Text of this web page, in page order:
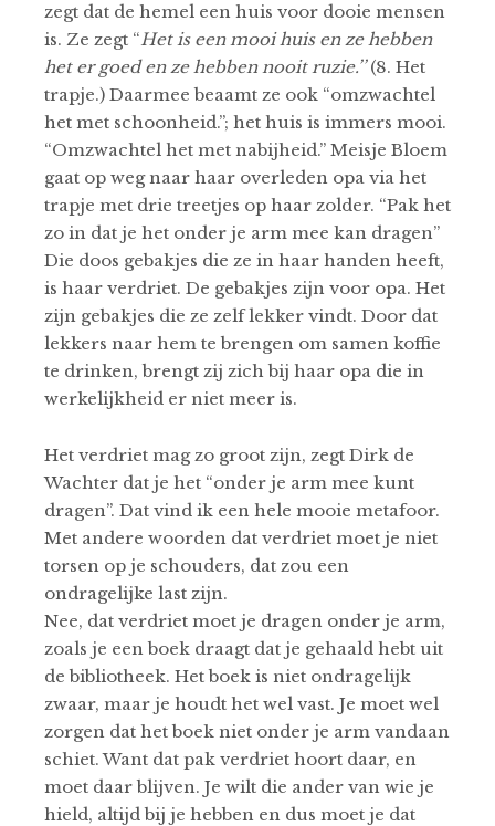
zegt dat de hemel een huis voor dooie mensen
is. Ze zegt “Het is een mooi huis en ze hebben
het er goed en ze hebben nooit ruzie.’’(8. Het
trapje.) Daarmee beaamt ze ook “omzwachtel
het met schoonheid.”; het huis is immers mooi.
“Omzwachtel het met nabijheid.” Meisje Bloem
gaat op weg naar haar overleden opa via het
trapje met drie treetjes op haar zolder. “Pak het
zo in dat je het onder je arm mee kan dragen”
Die doos gebakjes die ze in haar handen heeft,
is haar verdriet. De gebakjes zijn voor opa. Het
zijn gebakjes die ze zelf lekker vindt. Door dat
lekkers naar hem te brengen om samen koffie
te drinken, brengt zij zich bij haar opa die in
werkelijkheid er niet meer is.
Het verdriet mag zo groot zijn, zegt Dirk de
Wachter dat je het “onder je arm mee kunt
dragen”. Dat vind ik een hele mooie metafoor.
Met andere woorden dat verdriet moet je niet
torsen op je schouders, dat zou een
ondragelijke last zijn.
Nee, dat verdriet moet je dragen onder je arm,
zoals je een boek draagt dat je gehaald hebt uit
de bibliotheek. Het boek is niet ondragelijk
zwaar, maar je houdt het wel vast. Je moet wel
zorgen dat het boek niet onder je arm vandaan
schiet. Want dat pak verdriet hoort daar, en
moet daar blijven. Je wilt die ander van wie je
hield, altijd bij je hebben en dus moet je dat